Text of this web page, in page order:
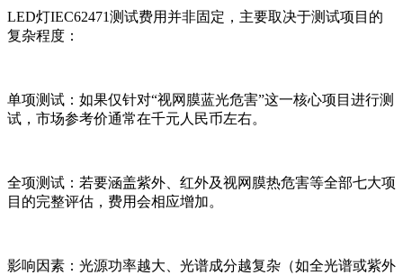
LED灯IEC62471测试费用并非固定，主要取决于测试项目的
复杂程度：
单项测试：如果仅针对“视网膜蓝光危害”这一核心项目进行测
试，市场参考价通常在千元人民币左右。
全项测试：若要涵盖紫外、红外及视网膜热危害等全部七大项
目的完整评估，费用会相应增加。
影响因素：光源功率越大、光谱成分越复杂（如全光谱或紫外